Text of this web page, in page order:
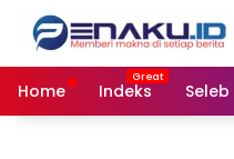
Langsung
konten
Home
Indeks Seleb